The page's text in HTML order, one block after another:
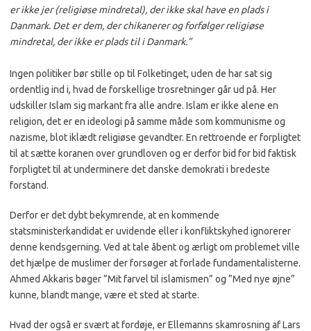
er ikke jer (religiøse mindretal), der ikke skal have en plads i
Danmark. Det er dem, der chikanerer og forfølger religiøse
mindretal, der ikke er plads til i Danmark.”
Ingen politiker bør stille op til Folketinget, uden de har sat sig
ordentlig ind i, hvad de forskellige trosretninger går ud på. Her
udskiller Islam sig markant fra alle andre. Islam er ikke alene en
religion, det er en ideologi på samme måde som kommunisme og
nazisme, blot iklædt religiøse gevandter. En rettroende er forpligtet
til at sætte koranen over grundloven og er derfor bid for bid faktisk
forpligtet til at underminere det danske demokrati i bredeste
forstand.
Derfor er det dybt bekymrende, at en kommende
statsministerkandidat er uvidende eller i konfliktskyhed ignorerer
denne kendsgerning. Ved at tale åbent og ærligt om problemetville
det hjælpe de muslimer der forsøger at forlade fundamentalisterne.
Ahmed Akkaris bøger ”Mit farvel til islamismen” og ”Med nye øjne”
kunne, blandt mange, være et sted at starte.
Hvad der også er svært at fordøje, er Ellemanns skamrosning af Lars